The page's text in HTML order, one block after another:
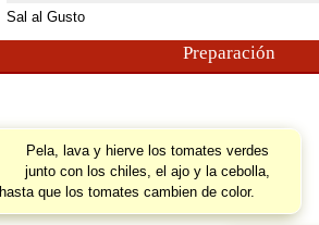
Sal al Gusto
Preparación
Pela, lava y hierve los tomates verdes
junto con los chiles, el ajo y la cebolla,
hasta que los tomates cambien de color.